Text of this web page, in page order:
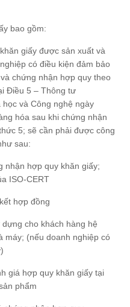
bao gồm:
giấy được sản xuất và
có điều kiện đảm bảo
chứng nhận hợp quy theo
Điều 5 – Thông tư
học và Công nghệ ngày
hóa sau khi chứng nhận
5; sẽ cần phải được công
sau:
nhận hợp quy khăn giấy;
ISO-CERT
hợp đồng
cho khách hàng hệ
máy; (nếu doanh nghiệp có
giá hợp quy khăn giấy tại
phẩm